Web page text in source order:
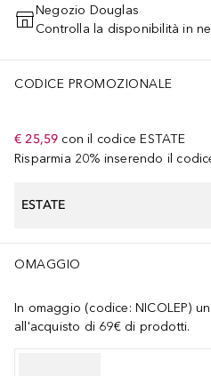
AGGIUNGI AL
Negozio Douglas
Controlla la disponibilità in
CODICE PROMOZIONALE
€ 25,59 con il codice ESTATE
Risparmia 20% inserendo il
ESTATE
OMAGGIO
In omaggio (codice: NICOLEP)
all'acquisto di 69€ di prodotti.